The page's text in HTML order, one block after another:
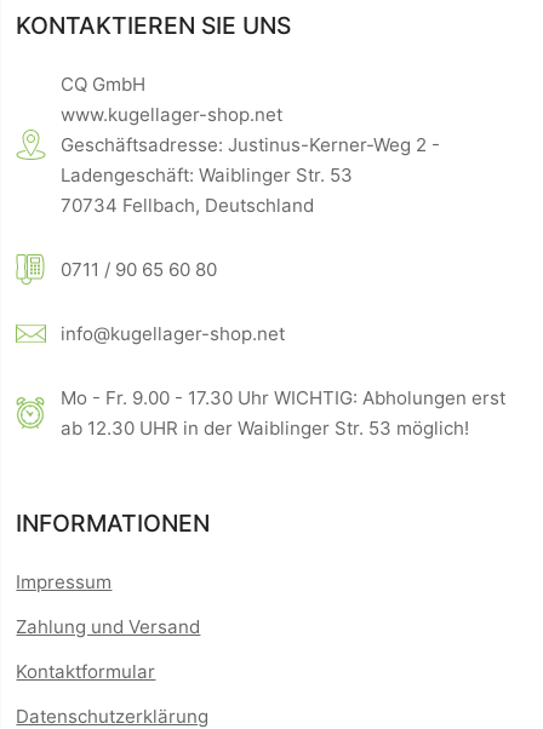
KONTAKTIEREN SIE UNS
CQ GmbH
www.kugellager-shop.net
Geschäftsadresse: Justinus-Kerner-Weg 2 -
Ladengeschäft: Waiblinger Str. 53
70734 Fellbach, Deutschland
0711 / 90 65 60 80
info@kugellager-shop.net
Mo - Fr. 9.00 - 17.30 Uhr WICHTIG: Abholungen erst
ab 12.30 UHR in der Waiblinger Str. 53 möglich!
INFORMATIONEN
Impressum
Zahlung und Versand
Kontaktformular
Datenschutzerklärung